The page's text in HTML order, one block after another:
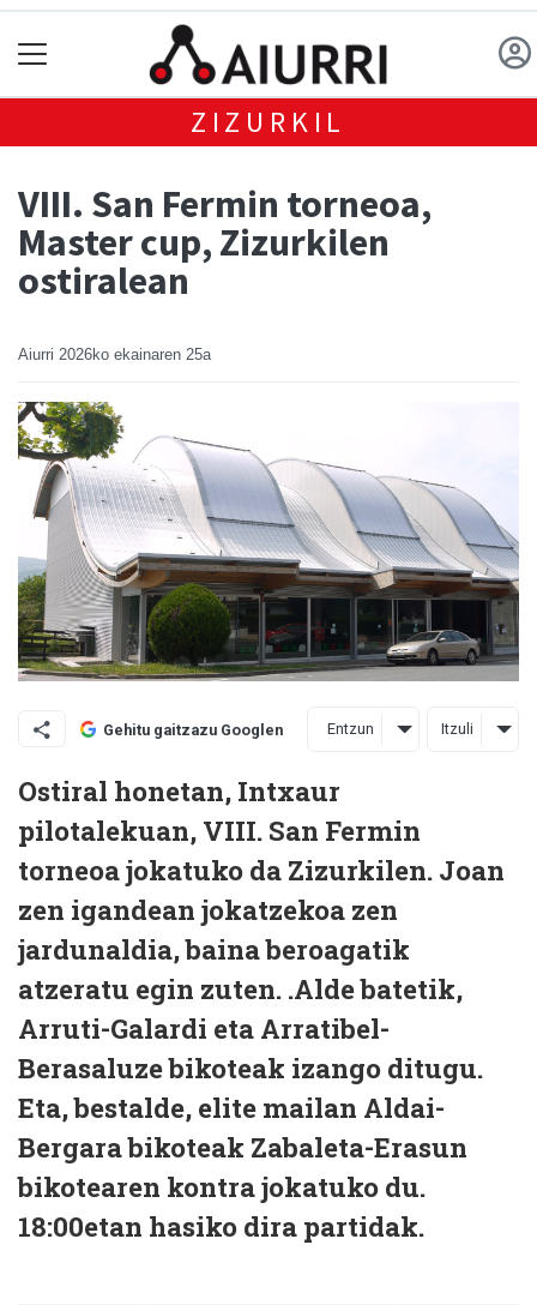
ZIZURKIL
VIII. San Fermin torneoa,
Master cup, Zizurkilen
ostiralean
Aiurri 2026ko ekainaren 25a
Gehitu gaitzazu Googlen Entzun Itzuli
Ostiral honetan, Intxaur
pilotalekuan, VIII. San Fermin
torneoa jokatuko da Zizurkilen. Joan
zen igandean jokatzekoa zen
jardunaldia, baina beroagatik
atzeratu egin zuten. .Alde batetik,
Arruti-Galardi eta Arratibel-
Berasaluze bikoteak izango ditugu.
Eta, bestalde, elite mailan Aldai-
Bergara bikoteak Zabaleta-Erasun
bikotearen kontra jokatuko du.
18:00etan hasiko dira partidak.